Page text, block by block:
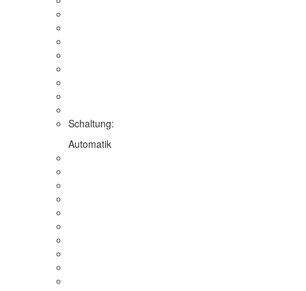
Schaltung:
Automatik